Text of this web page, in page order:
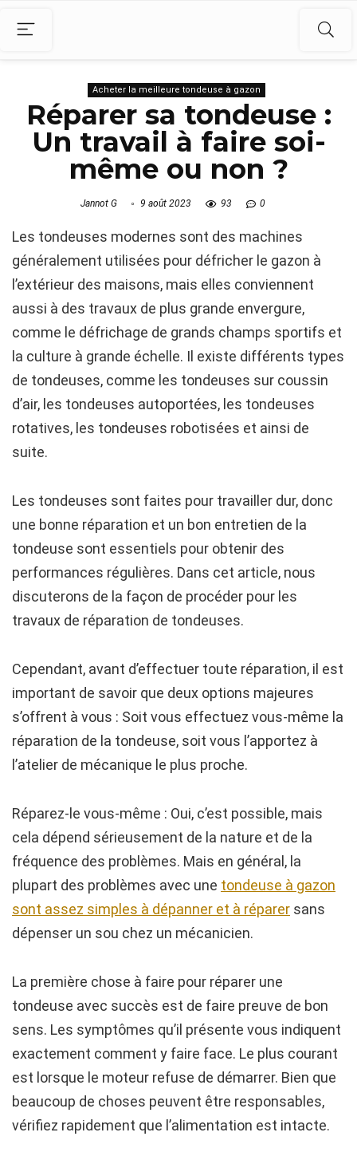
Acheter la meilleure tondeuse à gazon
Réparer sa tondeuse :
Un travail à faire soi-
même ou non ?
Jannot G 9 août 2023 93 0
Les tondeuses modernes sont des machines
généralement utilisées pour défricher le gazon à
l’extérieur des maisons, mais elles conviennent
aussi à des travaux de plus grande envergure,
comme le défrichage de grands champs sportifs et
la culture à grande échelle. Il existe différents types
de tondeuses, comme les tondeuses sur coussin
d’air, les tondeuses autoportées, les tondeuses
rotatives, les tondeuses robotisées et ainsi de
suite.
Les tondeuses sont faites pour travailler dur, donc
une bonne réparation et un bon entretien de la
tondeuse sont essentiels pour obtenir des
performances régulières. Dans cet article, nous
discuterons de la façon de procéder pour les
travaux de réparation de tondeuses.
Cependant, avant d’effectuer toute réparation, il est
important de savoir que deux options majeures
s’offrent à vous : Soit vous effectuez vous-même la
réparation de la tondeuse, soit vous l’apportez à
l’atelier de mécanique le plus proche.
Réparez-le vous-même : Oui, c’est possible, mais
cela dépend sérieusement de la nature et de la
fréquence des problèmes. Mais en général, la
plupart des problèmes avec une tondeuse à gazon
sont assez simples à dépanner et à réparer sans
dépenser un sou chez un mécanicien.
La première chose à faire pour réparer une
tondeuse avec succès est de faire preuve de bon
sens. Les symptômes qu’il présente vous indiquent
exactement comment y faire face. Le plus courant
est lorsque le moteur refuse de démarrer. Bien que
beaucoup de choses peuvent être responsables,
vérifiez rapidement que l’alimentation est intacte.